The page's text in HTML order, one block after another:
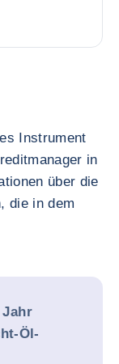
Instrument
in
über die
die in dem
Jahr
Öl-